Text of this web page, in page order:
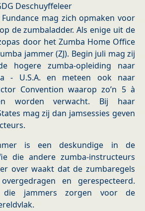
Deschuyffeleer
mag zich opmaken voor
de zumbaladder. Als enige uit de
door het Zumba Home Office
jammer (ZJ). Begin juli mag zij
hogere zumba-opleiding naar
- U.S.A. en meteen ook naar
Convention waarop zo’n 5 à
worden verwacht. Bij haar
mag zij dan jamsessies geven
is een deskundige in de
die andere zumba-instructeurs
over waakt dat de zumbaregels
en gerespecteerd.
die jammers zorgen voor de